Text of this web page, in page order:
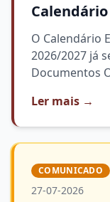
Calendário
O Calendário
2026/2027 já
Documentos
Ler mais →
COMUNICADO
27-07-2026